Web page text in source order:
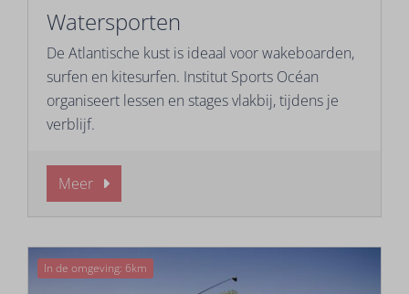
Watersporten
De Atlantische kust is ideaal voor wakeboarden,
surfen en kitesurfen. Institut Sports Océan
organiseert lessen en stages vlakbij, tijdens je
verblijf.
Meer
In de omgeving: 6km